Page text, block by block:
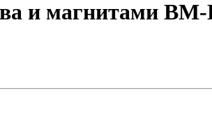
и магнитами